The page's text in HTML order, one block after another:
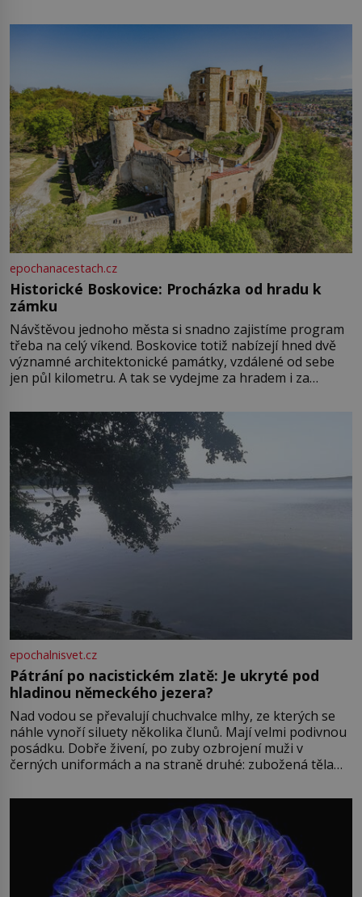
epochanacestach.cz
Historické Boskovice: Procházka od hradu k
zámku
Návštěvou jednoho města si snadno zajistíme program
třeba na celý víkend. Boskovice totiž nabízejí hned dvě
významné architektonické památky, vzdálené od sebe
jen půl kilometru. A tak se vydejme za hradem i za
Boskovice na okraji Drahanské vrchoviny vznikla někdy
ve13. století, a už v roce 1313 kronikáři zaznamenali
epochalnisvet.cz
Pátrání po nacistickém zlatě: Je ukryté pod
hladinou německého jezera?
Nad vodou se převalují chuchvalce mlhy, ze kterých se
náhle vynoří siluety několika člunů. Mají velmi podivnou
posádku. Dobře živení, po zuby ozbrojení muži v
černých uniformách a na straně druhé: zubožená těla
přízračná scéna znamená? Je jaro roku 1945, druhá
světová válka se chýlí ke konci. Jezero Stolpsee